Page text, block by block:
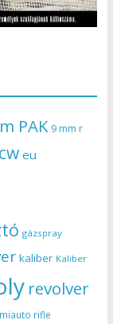
PAK 9 mm r
eu
gázspray
kaliber Kaliber
revolver
rifle